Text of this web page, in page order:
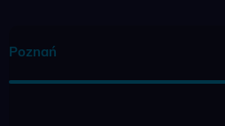
numer telefonu. Przyjmuję do
Poznań